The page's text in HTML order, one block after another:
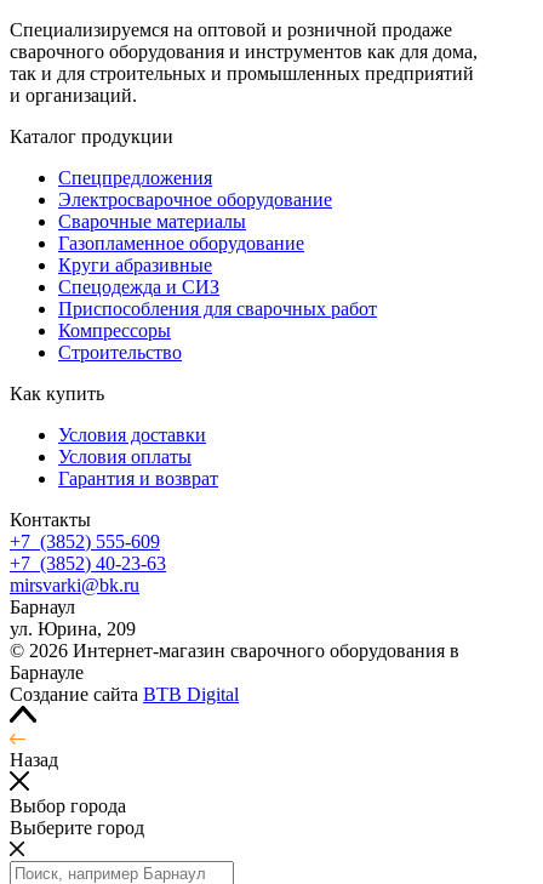
Специализируемся на оптовой и розничной продаже
сварочного оборудования и инструментов как для дома,
так и для строительных и промышленных предприятий
и организаций.
Каталог продукции
Спецпредложения
Электросварочное оборудование
Сварочные материалы
Газопламенное оборудование
Круги абразивные
Спецодежда и СИЗ
Приспособления для сварочных работ
Компрессоры
Строительство
Как купить
Условия доставки
Условия оплаты
Гарантия и возврат
Контакты
+7 (3852) 555-609
+7 (3852) 40-23-63
mirsvarki@bk.ru
Барнаул
ул. Юрина, 209
© 2026 Интернет-магазин сварочного оборудования в
Барнауле
Создание сайта BTB Digital
Назад
Выбор города
Выберите город